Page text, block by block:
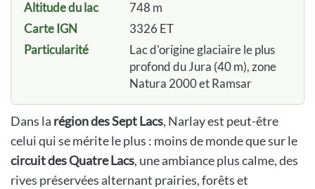
Altitude du lac
748 m
Carte IGN
3326 ET
Particularité
Lac d'origine glaciaire le plus
profond du Jura (40 m), zone
Natura 2000 et Ramsar
Dans la région des Sept Lacs, Narlay est peut-être
celui qui se mérite le plus : moins de monde que sur le
circuit des Quatre Lacs, une ambiance plus calme, des
rives préservées alternant prairies, forêts et